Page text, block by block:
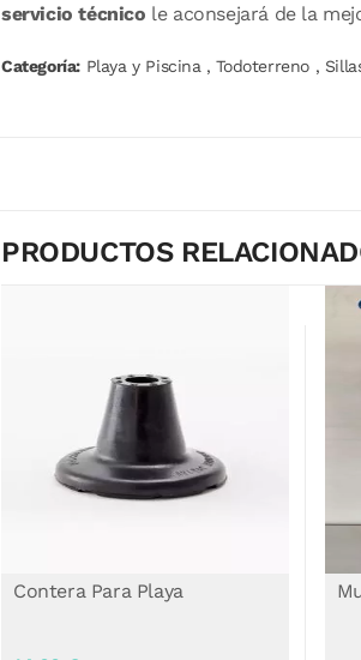
servicio técnico le aconsejará de la
Categoría: Playa y Piscina ,Todoterreno ,
PRODUCTOS
Contera Para Playa